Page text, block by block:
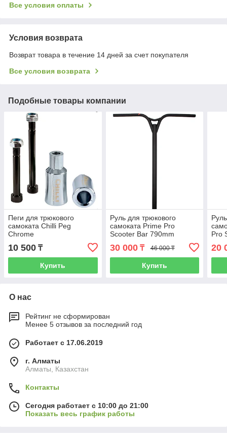
Все условия оплаты
Условия возврата
Возврат товара в течение 14 дней за счет покупателя
Все условия возврата
Подобные товары компании
Пеги для трюкового
самоката Chilli Peg
Chrome
10 500 ₸
Купить
Руль для трюкового
самоката Prime Pro
Scooter Bar 790mm
30 000₸ 46 000 ₸
Купить
Pro
20
О нас
Рейтинг не сформирован
Менее 5 отзывов за последний год
Работает с 17.06.2019
г. Алматы
Алматы, Казахстан
Контакты
Сегодня работает с 10:00 до 21:00
Показать весь график работы